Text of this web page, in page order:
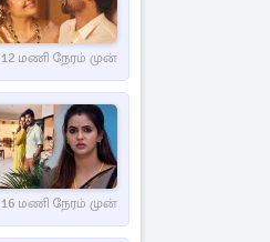
12 மணி நேரம் முன்
16 மணி நேரம் முன்